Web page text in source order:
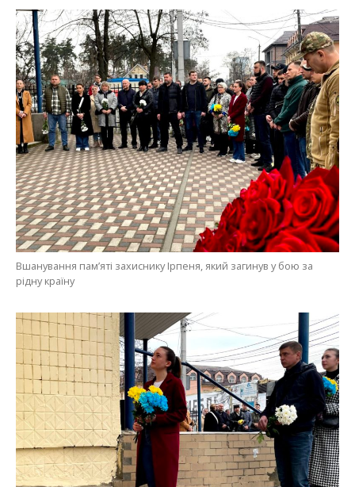
Вшанування пам’яті захиснику Ірпеня, який загинув у бою за
рідну країну